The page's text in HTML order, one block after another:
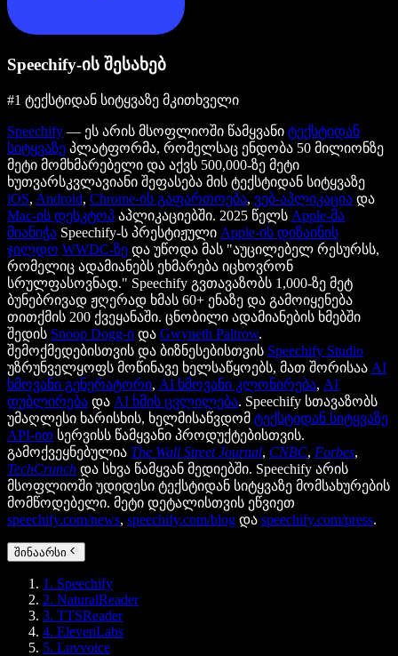
Speechify-ის შესახებ
#1 ტექსტიდან სიტყვაზე მკითხველი
Speechify — ეს არის მსოფლიოში წამყვანი ტექსტიდან
სიტყვაზე პლატფორმა, რომელსაც ენდობა 50 მილიონზე
მეტი მომხმარებელი და აქვს 500,000-ზე მეტი
ხუთვარსკვლავიანი შეფასება მის ტექსტიდან სიტყვაზე
iOS, Android, Chrome-ის გაფართოება, ვებ-აპლიკაცია და
Mac-ის დესკტოპ აპლიკაციებში. 2025 წელს Apple-მა
მიანიჭა Speechify-ს პრესტიჟული Apple-ის დიზაინის
ჯილდო WWDC-ზე და უწოდა მას "აუცილებელ რესურსს,
რომელიც ადამიანებს ეხმარება იცხოვრონ
სრულფასოვნად." Speechify გვთავაზობს 1,000-ზე მეტ
ბუნებრივად ჟღერად ხმას 60+ ენაზე და გამოიყენება
თითქმის 200 ქვეყანაში. ცნობილი ადამიანების ხმებში
შედის Snoop Dogg-ი და Gwyneth Paltrow.
შემოქმედებისთვის და ბიზნესებისთვის Speechify Studio
უზრუნველყოფს მოწინავე ხელსაწყოებს, მათ შორისაა AI
ხმოვანი გენერატორი, AI ხმოვანი კლონირება, AI
დუბლირება და AI ხმის ცვლილება. Speechify სთავაზობს
უმაღლესი ხარისხის, ხელმისაწვდომ ტექსტიდან სიტყვაზე
API-ით სერვისს წამყვანი პროდუქტებისთვის.
გამოქვეყნებულია The Wall Street Journal, CNBC, Forbes,
TechCrunch და სხვა წამყვან მედიებში. Speechify არის
მსოფლიოში უდიდესი ტექსტიდან სიტყვაზე მომსახურების
მომწოდებელი. მეტი დეტალისთვის ეწვიეთ
speechify.com/news, speechify.com/blog და speechify.com/press.
შინაარსი
1. Speechify
2. NaturalReader
3. TTSReader
4. ElevenLabs
5. Luvvoice